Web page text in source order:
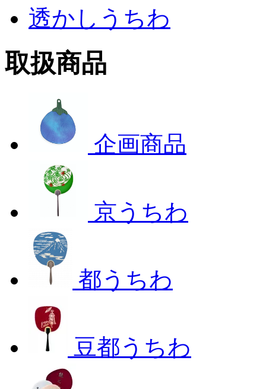
透かしうちわ
取扱商品
企画商品
京うちわ
都うちわ
豆都うちわ